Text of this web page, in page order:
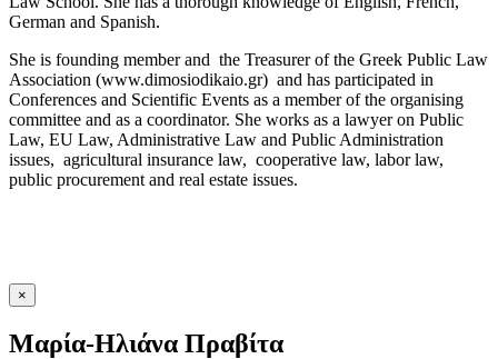
German and Spanish.
She is founding member and the Treasurer of the Greek Public Law
Association (www.dimosiodikaio.gr) and has participated in
Conferences and Scientific Events as a member of the organising
committee and as a coordinator. She works as a lawyer on Public
Law, EU Law, Administrative Law and Public Administration
issues, agricultural insurance law, cooperative law, labor law,
public procurement and real estate issues.
×
Μαρία-Ηλιάνα Πραβίτα